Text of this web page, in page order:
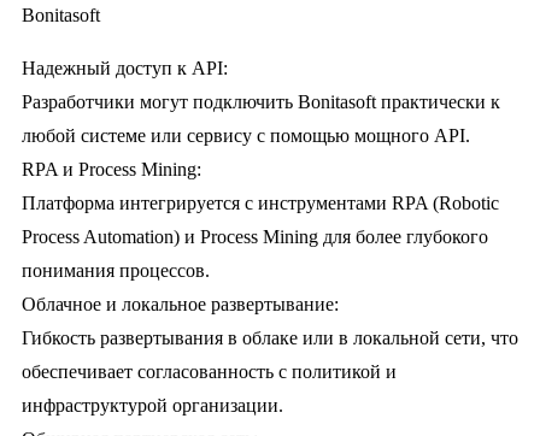
Bonitasoft
Надежный доступ к API:
Разработчики могут подключить Bonitasoft практически к
любой системе или сервису с помощью мощного API.
RPA и Process Mining:
Платформа интегрируется с инструментами RPA (Robotic
Process Automation) и Process Mining для более глубокого
понимания процессов.
Облачное и локальное развертывание:
Гибкость развертывания в облаке или в локальной сети, что
обеспечивает согласованность с политикой и
инфраструктурой организации.